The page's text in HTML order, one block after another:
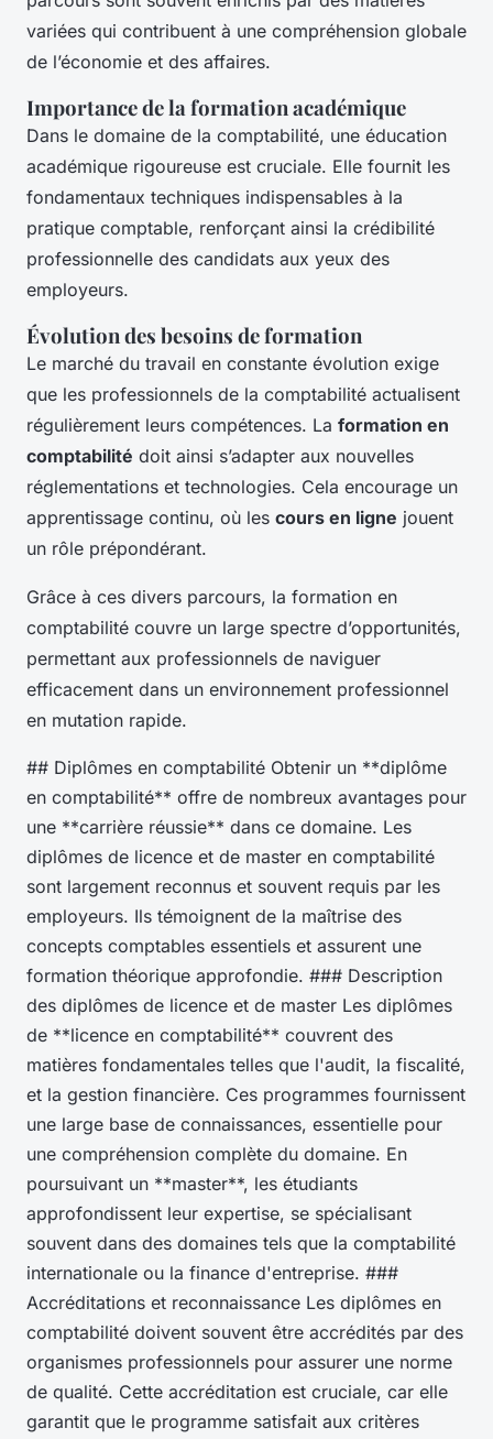
variées qui contribuent à une compréhension globale
de l’économie et des affaires.
Importance de la formation académique
Dans le domaine de la comptabilité, une éducation
académique rigoureuse est cruciale. Elle fournit les
fondamentaux techniques indispensables à la
pratique comptable, renforçant ainsi la crédibilité
professionnelle des candidats aux yeux des
employeurs.
Évolution des besoins de formation
Le marché du travail en constante évolution exige
que les professionnels de la comptabilité actualisent
régulièrement leurs compétences. La formation en
comptabilité doit ainsi s’adapter aux nouvelles
réglementations et technologies. Cela encourage un
apprentissage continu, où les cours en ligne jouent
un rôle prépondérant.
Grâce à ces divers parcours, la formation en
comptabilité couvre un large spectre d’opportunités,
permettant aux professionnels de naviguer
efficacement dans un environnement professionnel
en mutation rapide.
## Diplômes en comptabilité Obtenir un **diplôme
en comptabilité** offre de nombreux avantages pour
une **carrière réussie** dans ce domaine. Les
diplômes de licence et de master en comptabilité
sont largement reconnus et souvent requis par les
employeurs. Ils témoignent de la maîtrise des
concepts comptables essentiels et assurent une
formation théorique approfondie. ### Description
des diplômes de licence et de master Les diplômes
de **licence en comptabilité** couvrent des
matières fondamentales telles que l'audit, la fiscalité,
et la gestion financière. Ces programmes fournissent
une large base de connaissances, essentielle pour
une compréhension complète du domaine. En
poursuivant un **master**, les étudiants
approfondissent leur expertise, se spécialisant
souvent dans des domaines tels que la comptabilité
internationale ou la finance d'entreprise. ###
Accréditations et reconnaissance Les diplômes en
comptabilité doivent souvent être accrédités par des
organismes professionnels pour assurer une norme
de qualité. Cette accréditation est cruciale, car elle
garantit que le programme satisfait aux critères